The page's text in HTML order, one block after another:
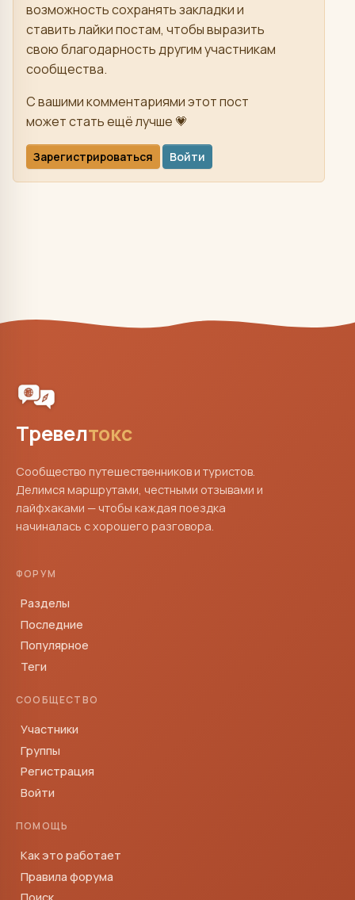
возможность сохранять закладки и
ставить лайки постам, чтобы выразить
свою благодарность другим участникам
сообщества.
С вашими комментариями этот пост
может стать ещё лучше 💗
Зарегистрироваться Войти
Тревелтокс
Сообщество путешественников и туристов.
Делимся маршрутами, честными отзывами и
лайфхаками — чтобы каждая поездка
начиналась с хорошего разговора.
ФОРУМ
Разделы
Последние
Популярное
Теги
СООБЩЕСТВО
Участники
Группы
Регистрация
Войти
ПОМОЩЬ
Как это работает
Правила форума